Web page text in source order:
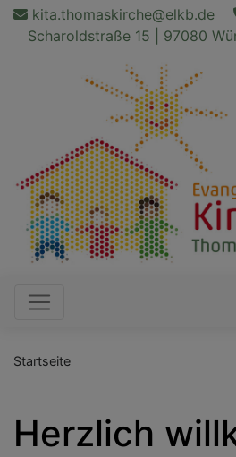
Direktkita.thomaskirche@elkb.de
Scharoldstraße 15 | 97080
Hauptnavigation
Startseite
Herzlich